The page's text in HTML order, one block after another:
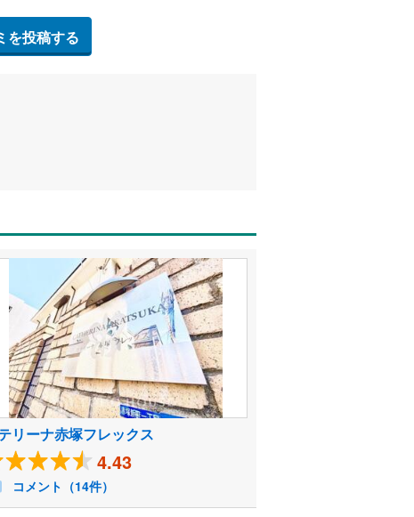
を投稿する
リーナ赤塚フレックス
4.43
コメント（14件）